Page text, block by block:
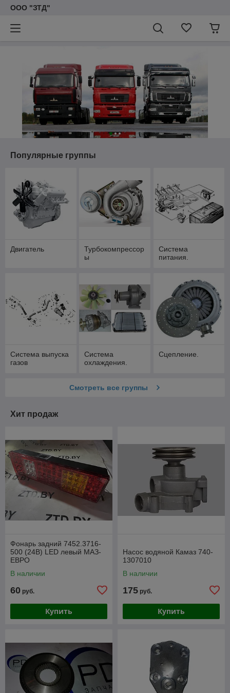
ООО "ЗТД"
Популярные группы
Двигатель
Турбокомпрессор
ы
Система
питания.
Система выпуска
газов
Система
охлаждения.
Сцепление.
Смотреть все группы
Хит продаж
Фонарь задний 7452.3716-
500 (24В) LED левый МАЗ-
ЕВРО
В наличии
60 руб.
Купить
Насос водяной Камаз 740-
1307010
В наличии
175 руб.
Купить